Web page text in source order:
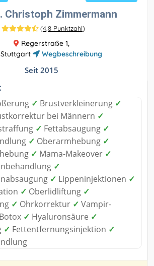
Christoph Zimmermann
(4,8 Punktzahl)
Regerstraße 1,
Stuttgart
Wegbeschreibung
Seit 2015
✓ Brustverkleinerung ✓
bei Männern ✓
✓ Fettabsaugung ✓
✓ Oberarmhebung ✓
✓ Mama-Makeover ✓
✓
✓ Lippeninjektionen ✓
✓ Oberlidliftung ✓
✓ Ohrkorrektur ✓ Vampir-
Botox ✓ Hyaluronsäure ✓
✓ Fettentfernungsinjektion ✓